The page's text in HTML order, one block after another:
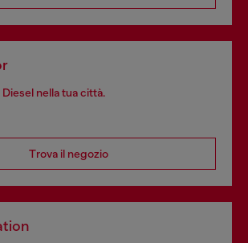
nella tua città.
Trova il negozio